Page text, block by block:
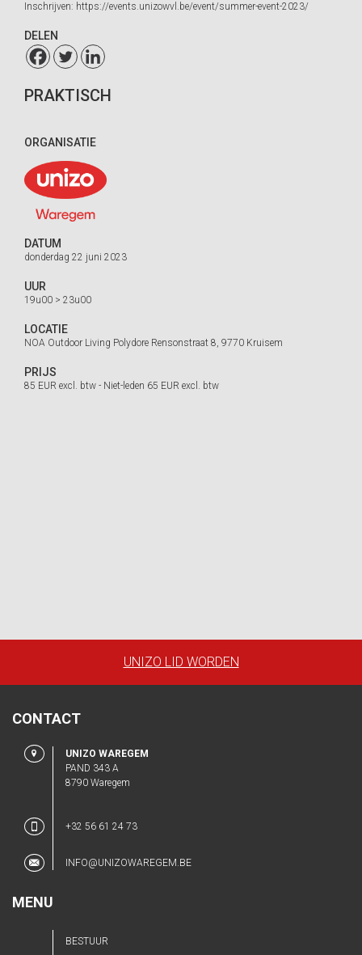
Inschrijven: https://events.unizowvl.be/event/summer-event-2023/
DELEN
PRAKTISCH
ORGANISATIE
DATUM
donderdag 22 juni 2023
UUR
19u00 > 23u00
LOCATIE
NOA Outdoor Living Polydore Rensonstraat 8, 9770 Kruisem
PRIJS
85 EUR excl. btw - Niet-leden 65 EUR excl. btw
UNIZO LID WORDEN
CONTACT
UNIZO WAREGEM
PAND 343 A
8790 Waregem
+32 56 61 24 73
INFO@UNIZOWAREGEM.BE
MENU
BESTUUR